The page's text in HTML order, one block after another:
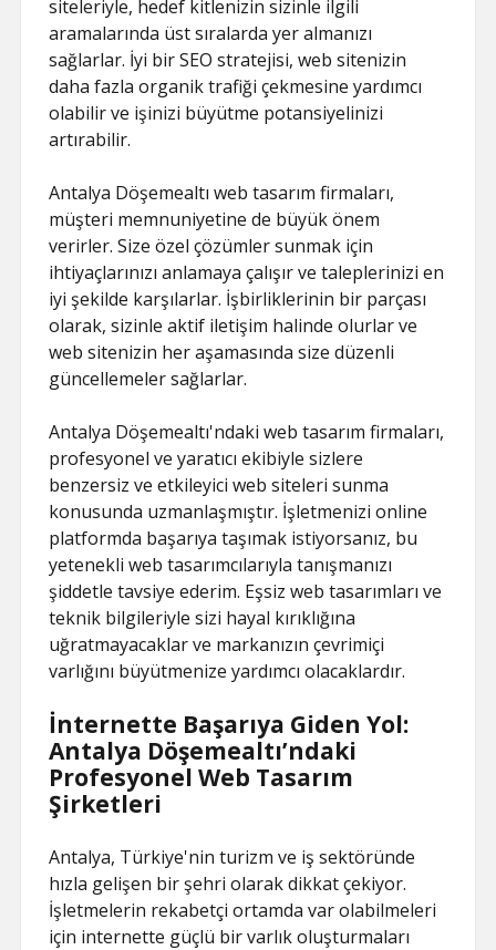
siteleriyle, hedef kitlenizin sizinle ilgili
aramalarında üst sıralarda yer almanızı
sağlarlar. İyi bir SEO stratejisi, web sitenizin
daha fazla organik trafiği çekmesine yardımcı
olabilir ve işinizi büyütme potansiyelinizi
artırabilir.
Antalya Döşemealtı web tasarım firmaları,
müşteri memnuniyetine de büyük önem
verirler. Size özel çözümler sunmak için
ihtiyaçlarınızı anlamaya çalışır ve taleplerinizi en
iyi şekilde karşılarlar. İşbirliklerinin bir parçası
olarak, sizinle aktif iletişim halinde olurlar ve
web sitenizin her aşamasında size düzenli
güncellemeler sağlarlar.
Antalya Döşemealtı'ndaki web tasarım firmaları,
profesyonel ve yaratıcı ekibiyle sizlere
benzersiz ve etkileyici web siteleri sunma
konusunda uzmanlaşmıştır. İşletmenizi online
platformda başarıya taşımak istiyorsanız, bu
yetenekli web tasarımcılarıyla tanışmanızı
şiddetle tavsiye ederim. Eşsiz web tasarımları ve
teknik bilgileriyle sizi hayal kırıklığına
uğratmayacaklar ve markanızın çevrimiçi
varlığını büyütmenize yardımcı olacaklardır.
İnternette Başarıya Giden Yol:
Antalya Döşemealtı’ndaki
Profesyonel Web Tasarım
Şirketleri
Antalya, Türkiye'nin turizm ve iş sektöründe
hızla gelişen bir şehri olarak dikkat çekiyor.
İşletmelerin rekabetçi ortamda var olabilmeleri
için internette güçlü bir varlık oluşturmaları